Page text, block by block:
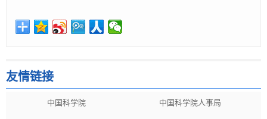
友情链接
中国科学院 中国科学院人事局